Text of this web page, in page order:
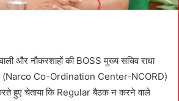
और नौकरशाहों की BOSS मुख्य सचिव राधा
(Narco Co-Ordination Center-NCORD)
हुए चेताया कि Regular बैठक न करने वाले